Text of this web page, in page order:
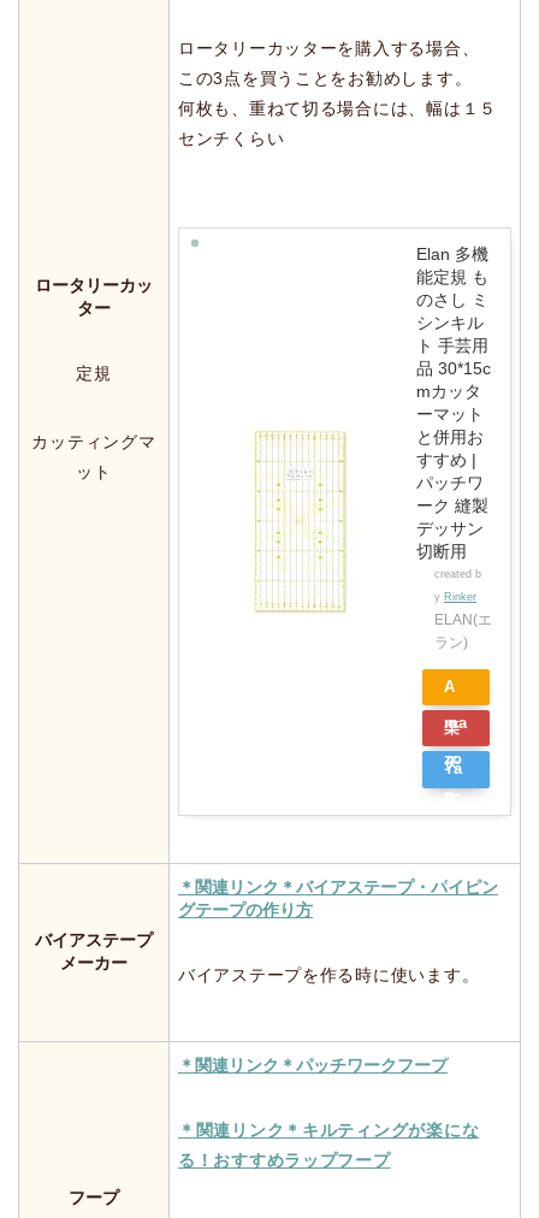
ロータリーカッ
ター
定規
カッティングマ
ット
ロータリーカッターを購入する場合、
この3点を買うことをお勧めします。
何枚も、重ねて切る場合には、幅は１５
センチくらい
Elan 多機
能定規 も
のさし ミ
シンキル
ト 手芸用
品 30*15c
mカッタ
ーマット
と併用お
すすめ |
パッチワ
ーク 縫製
デッサン
切断用
created b
y Rinker
ELAN(エ
ラン)
A
ma
zo
n
楽
天
Ya
シ
ピ
グ
バイアステープ
メーカー
＊関連リンク＊バイアステープ・パイピン
グテープの作り方
バイアステープを作る時に使います。
フープ
＊関連リンク＊パッチワークフープ
＊関連リンク＊キルティングが楽にな
る！おすすめラップフープ